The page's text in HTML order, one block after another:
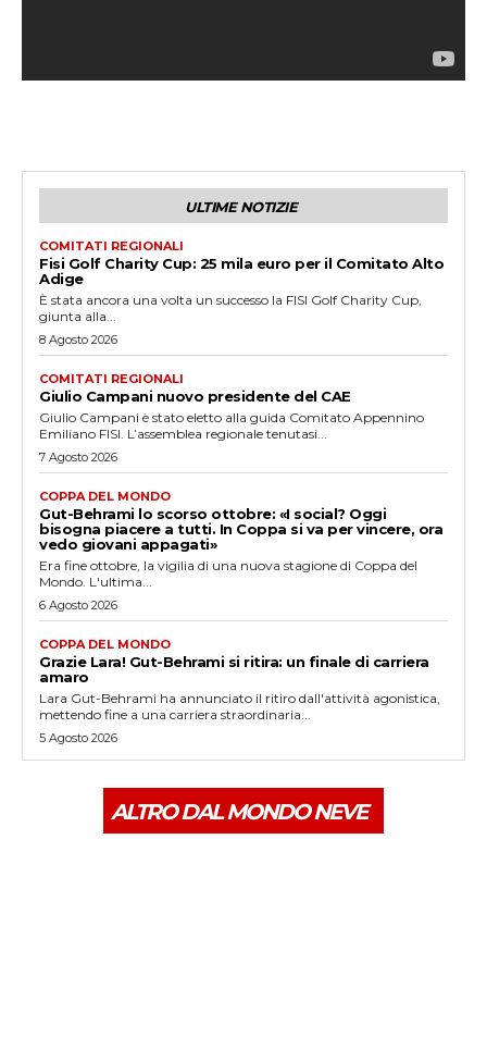
ULTIME NOTIZIE
COMITATI REGIONALI
Fisi Golf Charity Cup: 25 mila euro per il Comitato Alto
Adige
È stata ancora una volta un successo la FISI Golf Charity Cup,
giunta alla...
8 Agosto 2026
COMITATI REGIONALI
Giulio Campani nuovo presidente del CAE
Giulio Campani è stato eletto alla guida Comitato Appennino
Emiliano FISI. L’assemblea regionale tenutasi...
7 Agosto 2026
COPPA DEL MONDO
Gut-Behrami lo scorso ottobre: «I social? Oggi
bisogna piacere a tutti. In Coppa si va per vincere, ora
vedo giovani appagati»
Era fine ottobre, la vigilia di una nuova stagione di Coppa del
Mondo. L'ultima...
6 Agosto 2026
COPPA DEL MONDO
Grazie Lara! Gut-Behrami si ritira: un finale di carriera
amaro
Lara Gut-Behrami ha annunciato il ritiro dall'attività agonistica,
mettendo fine a una carriera straordinaria...
5 Agosto 2026
ALTRO DAL MONDO NEVE